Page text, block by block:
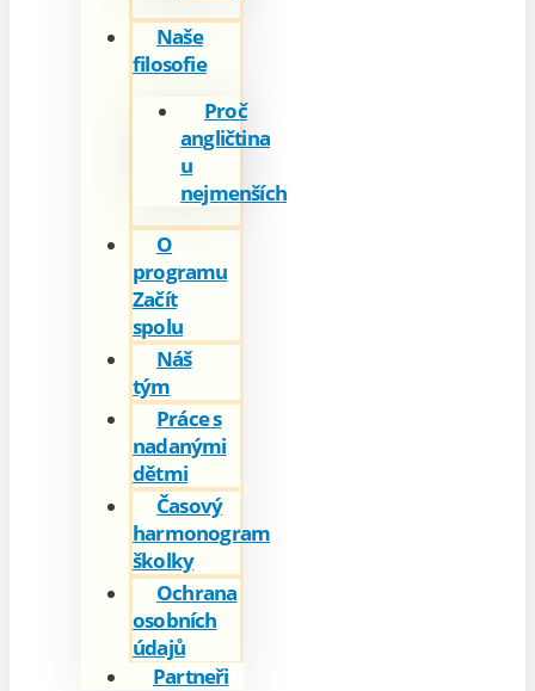
Naše
filosofie
Proč
angličtina
u
nejmenších
O
programu
Začít
spolu
Náš
tým
Práce s
nadanými
dětmi
Časový
harmonogram
školky
Ochrana
osobních
údajů
Partneři